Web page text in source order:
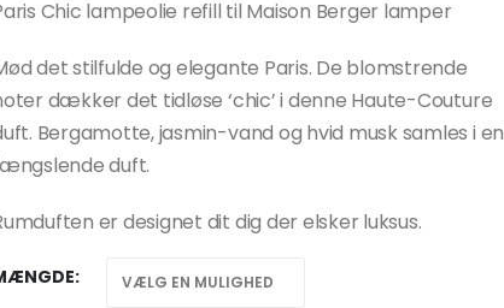
Chic lampeolie refill til Maison Berger lamper
det stilfulde og elegante Paris. De blomstrende
dækker det tidløse ‘chic’ i denne Haute-Couture
Bergamotte, jasmin-vand og hvid musk samles i en
duft.
er designet dit dig der elsker luksus.